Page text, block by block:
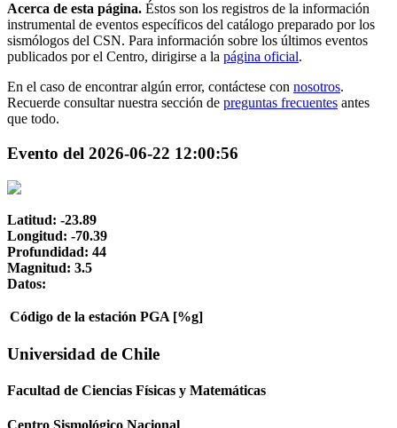
Acerca de esta página. Éstos son los registros de la información
instrumental de eventos específicos del catálogo preparado por los
sismólogos del CSN. Para información sobre los últimos eventos
publicados por el Centro, dirigirse a la página oficial.
En el caso de encontrar algún error, contáctese con nosotros.
Recuerde consultar nuestra sección de preguntas frecuentes antes
que todo.
Evento del 2026-06-22 12:00:56
Latitud: -23.89
Longitud: -70.39
Profundidad: 44
Magnitud: 3.5
Datos:
Código de la estación PGA [%g]
Universidad de Chile
Facultad de Ciencias Físicas y Matemáticas